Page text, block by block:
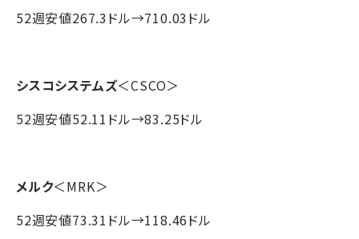
52週安値267.3ドル→710.03ドル
シスコシステムズ＜CSCO＞
52週安値52.11ドル→83.25ドル
メルク＜MRK＞
52週安値73.31ドル→118.46ドル